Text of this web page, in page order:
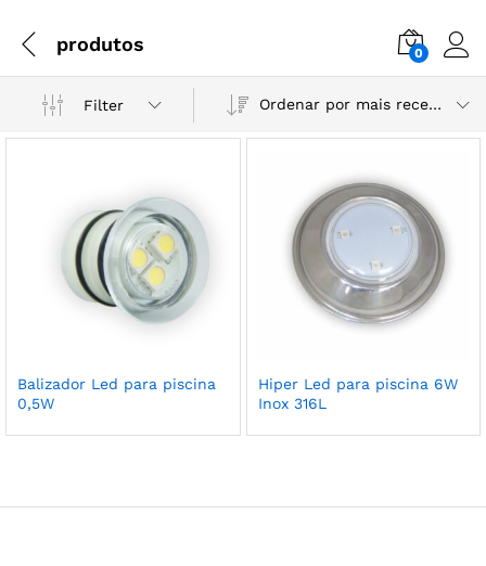
produtos 0
Filter Ordenar por mais recente
Balizador Led para piscina
0,5W
Hiper Led para piscina 6W
Inox 316L